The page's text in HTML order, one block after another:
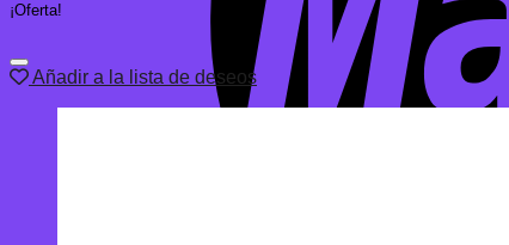
¡Oferta!
Añadir a la lista de deseos